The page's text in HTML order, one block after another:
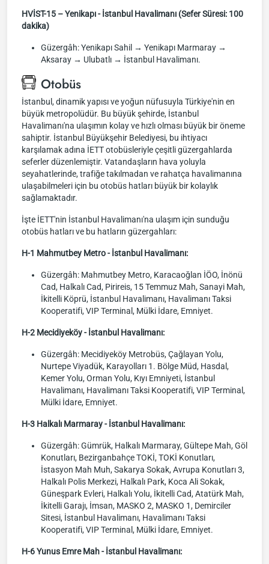
HVİST-15 – Yenikapı - İstanbul Havalimanı (Sefer Süresi: 100
dakika)
Güzergâh: Yenikapı Sahil → Yenikapı Marmaray →
Aksaray → Ulubatlı → İstanbul Havalimanı.
Otobüs
İstanbul, dinamik yapısı ve yoğun nüfusuyla Türkiye'nin en
büyük metropolüdür. Bu büyük şehirde, İstanbul
Havalimanı'na ulaşımın kolay ve hızlı olması büyük bir öneme
sahiptir. İstanbul Büyükşehir Belediyesi, bu ihtiyacı
karşılamak adına İETT otobüsleriyle çeşitli güzergahlarda
seferler düzenlemiştir. Vatandaşların hava yoluyla
seyahatlerinde, trafiğe takılmadan ve rahatça havalimanına
ulaşabilmeleri için bu otobüs hatları büyük bir kolaylık
sağlamaktadır.
İşte İETT'nin İstanbul Havalimanı'na ulaşım için sunduğu
otobüs hatları ve bu hatların güzergahları:
H-1 Mahmutbey Metro - İstanbul Havalimanı:
Güzergâh: Mahmutbey Metro, Karacaoğlan İÖO, İnönü
Cad, Halkalı Cad, Pirireis, 15 Temmuz Mah, Sanayi Mah,
İkitelli Köprü, İstanbul Havalimanı, Havalimanı Taksi
Kooperatifi, VIP Terminal, Mülki İdare, Emniyet.
H-2 Mecidiyeköy - İstanbul Havalimanı:
Güzergâh: Mecidiyeköy Metrobüs, Çağlayan Yolu,
Nurtepe Viyadük, Karayolları 1. Bölge Müd, Hasdal,
Kemer Yolu, Orman Yolu, Kıyı Emniyeti, İstanbul
Havalimanı, Havalimanı Taksi Kooperatifi, VIP Terminal,
Mülki İdare, Emniyet.
H-3 Halkalı Marmaray - İstanbul Havalimanı:
Güzergâh: Gümrük, Halkalı Marmaray, Gültepe Mah, Göl
Konutları, Bezirganbahçe TOKİ, TOKİ Konutları,
İstasyon Mah Muh, Sakarya Sokak, Avrupa Konutları 3,
Halkalı Polis Merkezi, Halkalı Park, Koca Ali Sokak,
Güneşpark Evleri, Halkalı Yolu, İkitelli Cad, Atatürk Mah,
İkitelli Garajı, İmsan, MASKO 2, MASKO 1, Demirciler
Sitesi, İstanbul Havalimanı, Havalimanı Taksi
Kooperatifi, VIP Terminal, Mülki İdare, Emniyet.
H-6 Yunus Emre Mah - İstanbul Havalimanı: